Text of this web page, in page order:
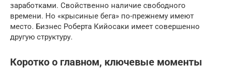
заработками. Свойственно наличие свободного
времени. Но «крысиные бега» по-прежнему имеют
место. Бизнес Роберта Кийосаки имеет совершенно
другую структуру.
Коротко о главном, ключевые моменты